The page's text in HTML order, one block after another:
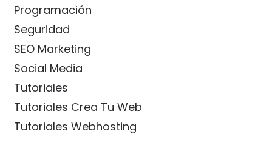
Programación
Seguridad
SEO Marketing
Social Media
Tutoriales
Tutoriales Crea Tu Web
Tutoriales Webhosting